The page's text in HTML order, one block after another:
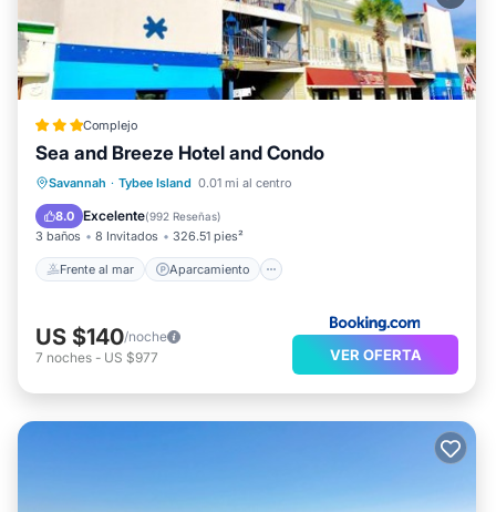
Complejo
Sea and Breeze Hotel and Condo
Savannah · Tybee Island 0.01 mi al centro
8.0 Excelente(992 Reseñas)
3 baños 8 Invitados 326.51 pies²
Frente al mar Aparcamiento
Frente al mar Aparcamiento
Vista al mar
US $140/noche
7 noches - US $977 VER OFERTA